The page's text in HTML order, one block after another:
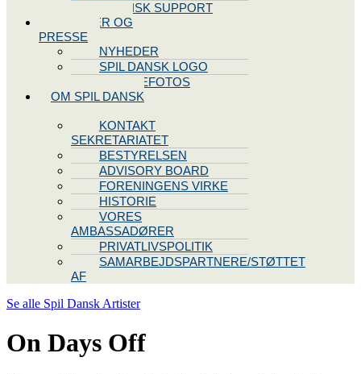
TEKNISK SUPPORT
NYHEDER OG
PRESSE
NYHEDER
SPIL DANSK LOGO
PRESSEFOTOS
OM SPIL DANSK
KONTAKT
SEKRETARIATET
BESTYRELSEN
ADVISORY BOARD
FORENINGENS VIRKE
HISTORIE
VORES
AMBASSADØRER
PRIVATLIVSPOLITIK
SAMARBEJDSPARTNERE/STØTTET
AF
Se alle Spil Dansk Artister
On Days Off